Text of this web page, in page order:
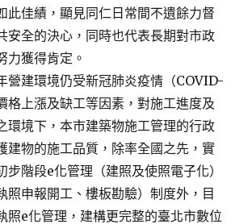
此佳績，顯見同仁日常間不遺餘力督
安全的決心，同時也代表長期對市政
力獲得肯定。
營建環境仍受新冠肺炎疫情（COVID-
格上漲及缺工等因素，對施工進度及
環境下，本市建築物施工管理的行政
建物的施工品質，除率全國之先，實
步階段e化管理（建照及使照電子化）
照申報開工、樓板勘驗）制度外，目
照e化管理，建構更完整的臺北市數位